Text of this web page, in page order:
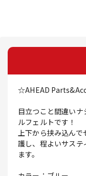
☆AHEAD
目立つこと間違い
ルフェルトです！
上下から挟み込んで
護し、程よいサステ
ます。